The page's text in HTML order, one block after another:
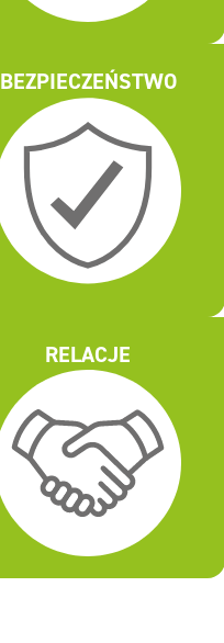
BEZPIECZEŃSTWO
RELACJE